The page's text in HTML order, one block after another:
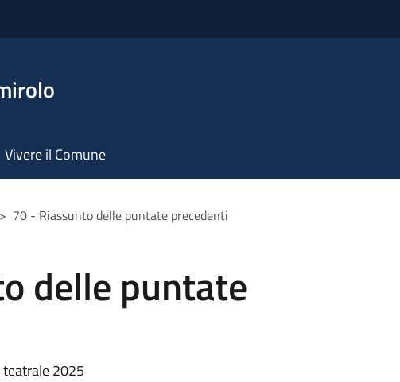
Vivere il Comune
> 70 - Riassunto delle puntate precedenti
delle puntate
teatrale 2025